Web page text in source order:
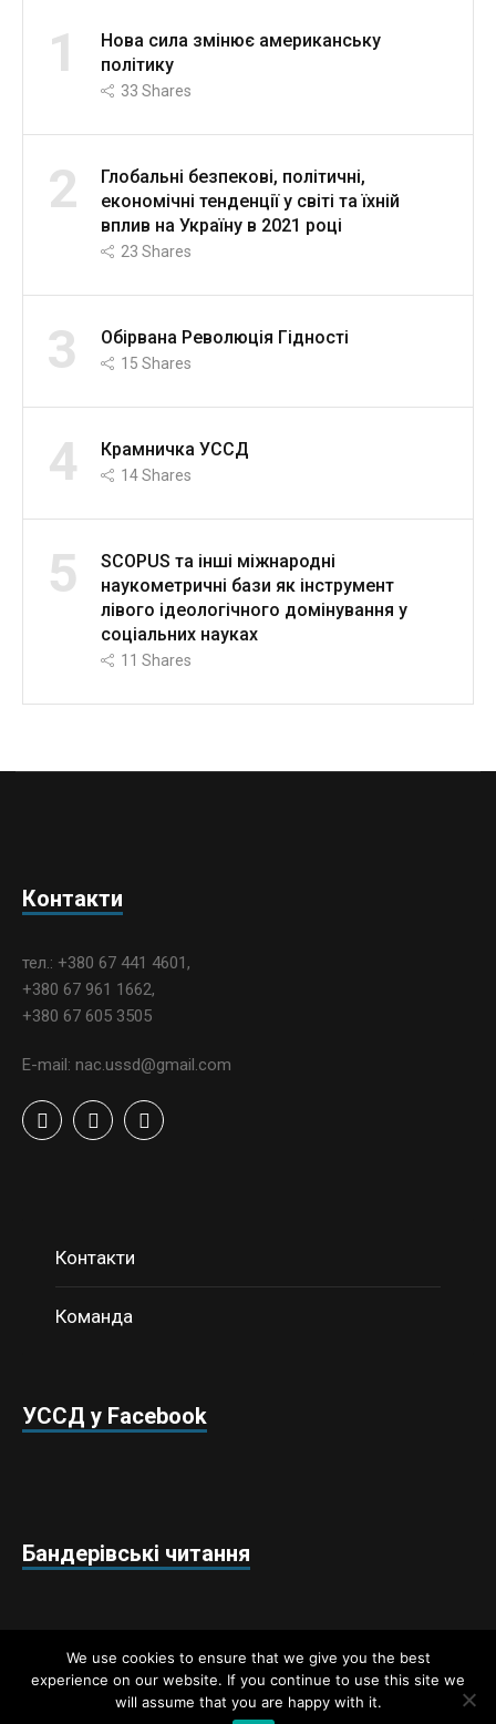
1
Нова сила змінює американську
політику
33 Shares
2
Глобальні безпекові, політичні,
економічні тенденції у світі та їхній
вплив на Україну в 2021 році
23 Shares
3 Обірвана Революція Гідності
15 Shares
4 Крамничка УССД
14Shares
5
SCOPUS та інші міжнародні
наукометричні бази як інструмент
лівого ідеологічного домінування у
соціальних науках
11 Shares
Контакти
тел.: +380 67 441 4601,
+380 67 961 1662,
+380 67 605 3505
E-mail: nac.ussd@gmail.com
Контакти
Команда
УССД у Facebook
Бандерівські читання
Недержавний аналітичний центр «Українські студії
We use cookies to ensure that we give you the best
experience on our website. If you continue to use this site we
will assume that you are happy with it.